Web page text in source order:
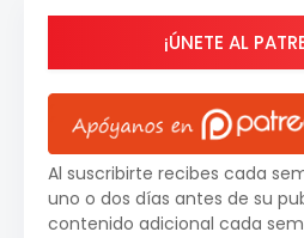
¡ÚNETE AL
Al suscribirte recibes cada
uno o dos días antes de su
contenido adicional cada